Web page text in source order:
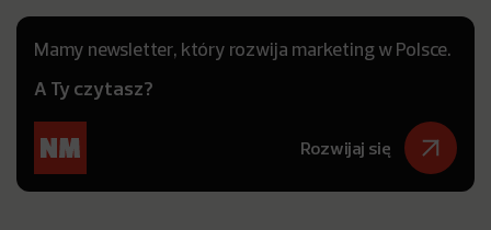
Mamy newsletter, który rozwija marketing w Polsce.
A Ty czytasz?
Rozwijaj się